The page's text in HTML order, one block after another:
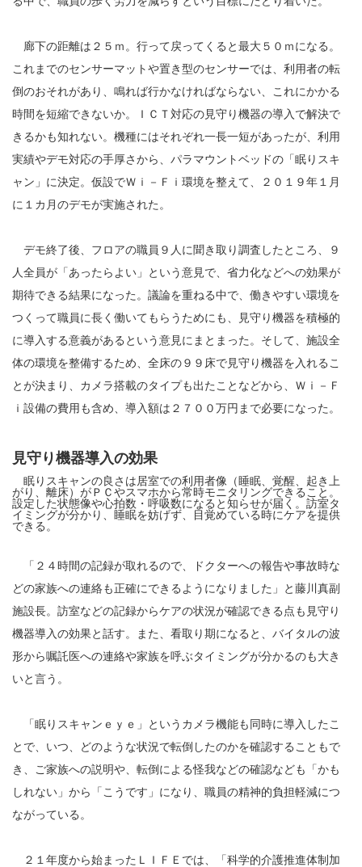
廊下の距離は２５ｍ。行って戻ってくると最大５０ｍになる。
これまでのセンサーマットや置き型のセンサーでは、利用者の転
倒のおそれがあり、鳴れば行かなければならない、これにかかる
時間を短縮できないか。ＩＣＴ対応の見守り機器の導入で解決で
きるかも知れない。機種にはそれぞれ一長一短があったが、利用
実績やデモ対応の手厚さから、パラマウントベッドの「眠りスキ
ャン」に決定。仮設でＷｉ－Ｆｉ環境を整えて、２０１９年１月
に１カ月のデモが実施された。
デモ終了後、フロアの職員９人に聞き取り調査したところ、９
人全員が「あったらよい」という意見で、省力化などへの効果が
期待できる結果になった。議論を重ねる中で、働きやすい環境を
つくって職員に長く働いてもらうためにも、見守り機器を積極的
に導入する意義があるという意見にまとまった。そして、施設全
体の環境を整備するため、全床の９９床で見守り機器を入れるこ
とが決まり、カメラ搭載のタイプも出たことなどから、Ｗｉ－Ｆ
ｉ設備の費用も含め、導入額は２７００万円まで必要になった。
見守り機器導入の効果
眠りスキャンの良さは居室での利用者像（睡眠、覚醒、起き上
がり、離床）がＰＣやスマホから常時モニタリングできること。
設定した状態像や心拍数・呼吸数になると知らせが届く。訪室タ
イミングが分かり、睡眠を妨げず、目覚めている時にケアを提供
できる。
「２４時間の記録が取れるので、ドクターへの報告や事故時な
どの家族への連絡も正確にできるようになりました」と藤川真副
施設長。訪室などの記録からケアの状況が確認できる点も見守り
機器導入の効果と話す。また、看取り期になると、バイタルの波
形から嘱託医への連絡や家族を呼ぶタイミングが分かるのも大き
いと言う。
「眠りスキャンｅｙｅ」というカメラ機能も同時に導入したこ
とで、いつ、どのような状況で転倒したのかを確認することもで
き、ご家族への説明や、転倒による怪我などの確認なども「かも
しれない」から「こうです」になり、職員の精神的負担軽減につ
ながっている。
２１年度から始まったＬＩＦＥでは、「科学的介護推進体制加